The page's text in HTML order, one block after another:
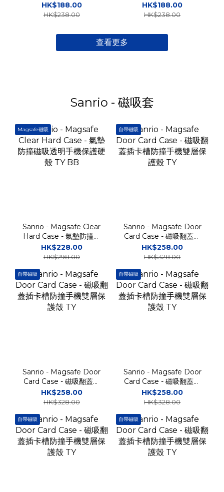
防撞手機保護軟殼 TY
HK$188.00
HK$238.00
防撞手機保護軟殼 TY
HK$188.00
HK$238.00
查看更多
Sanrio - 磁吸套
Magsafe磁吸
Sanrio - Magsafe Clear
Hard Case - 氣墊防撞磁
吸透明手機保護硬殼 TY
BB
HK$228.00
HK$298.00
自帶磁吸
Sanrio - Magsafe Door
Card Case - 磁吸翻蓋插
卡槽防撞手機雙層保護殼
TY
HK$258.00
HK$328.00
自帶磁吸
Sanrio - Magsafe Door
Card Case - 磁吸翻蓋插
卡槽防撞手機雙層保護殼
TY
HK$258.00
HK$328.00
自帶磁吸
Sanrio - Magsafe Door
Card Case - 磁吸翻蓋插
卡槽防撞手機雙層保護殼
TY
HK$258.00
HK$328.00
自帶磁吸 自帶磁吸